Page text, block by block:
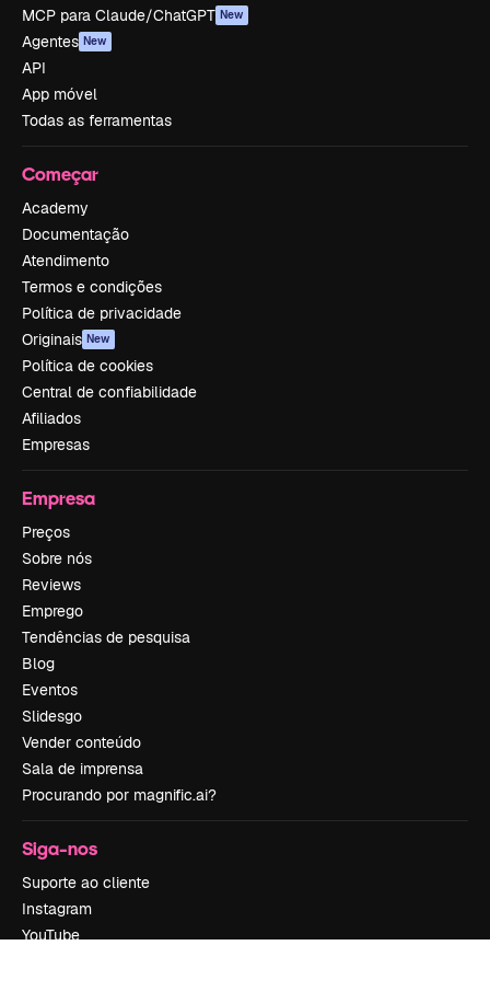
MCP para Claude/ChatGPT New
Agentes New
API
App móvel
Todas as ferramentas
Começar
Academy
Documentação
Atendimento
Termos e condições
Política de privacidade
Originais New
Política de cookies
Central de confiabilidade
Afiliados
Empresas
Empresa
Preços
Sobre nós
Reviews
Emprego
Tendências de pesquisa
Blog
Eventos
Slidesgo
Vender conteúdo
Sala de imprensa
Procurando por magnific.ai?
Siga-nos
Suporte ao cliente
Instagram
YouTube